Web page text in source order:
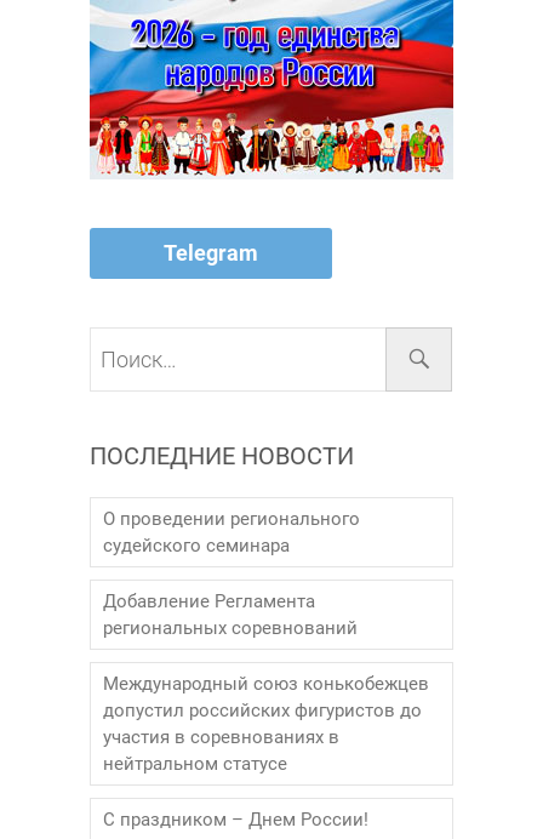
Telegram
ПОСЛЕДНИЕ НОВОСТИ
О проведении регионального
судейского семинара
Добавление Регламента
региональных соревнований
Международный союз конькобежцев
допустил российских фигуристов до
участия в соревнованиях в
нейтральном статусе
С праздником – Днем России!